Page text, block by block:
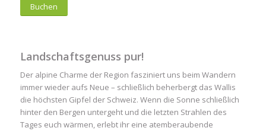
Buchen
Landschaftsgenuss pur!
Der alpine Charme der Region fasziniert uns beim Wandern
immer wieder aufs Neue – schließlich beherbergt das Wallis
die höchsten Gipfel der Schweiz. Wenn die Sonne schließlich
hinter den Bergen untergeht und die letzten Strahlen des
Tages euch wärmen, erlebt ihr eine atemberaubende